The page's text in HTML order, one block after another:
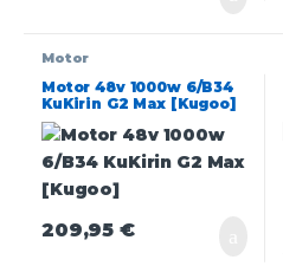
Motor
Motor 48v 1000w 6/B34
KuKirin G2 Max [Kugoo]
209,95€